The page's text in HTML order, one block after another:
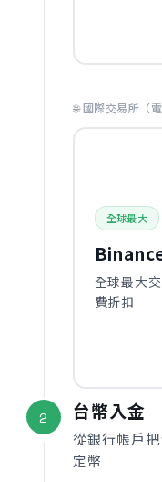
🌐 國際交易所（電
全球最大
全球最大
費折扣
2 台幣入金
從銀行帳戶
定幣